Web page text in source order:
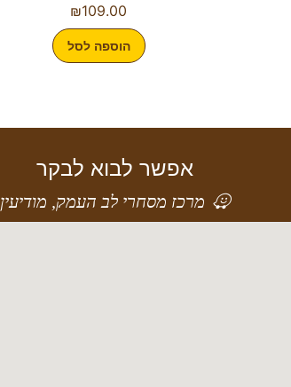
₪109.00
הוספה לסל
אפשר לבוא לבקר
מרכז מסחרי לב העמק, מודיעין